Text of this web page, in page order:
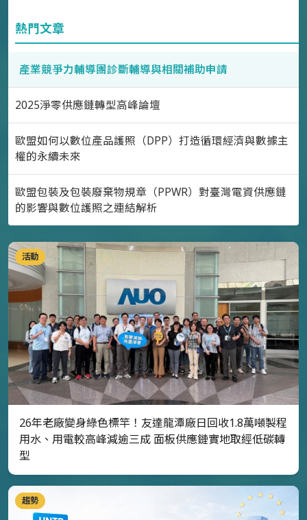
熱門文章
產業競爭力輔導團診斷輔導與相關補助申請
2025淨零供應鏈轉型高峰論壇
歐盟如何以數位產品護照（DPP）打造循環經濟與數據主
權的永續未來
歐盟包裝及包裝廢棄物規章（PPWR）對臺灣電資供應鏈
的影響與數位護照之連結解析
活動
26年老廠變身綠色標竿！友達龍潭廠日回收1.8萬噸製程
用水、用電較高峰減逾三成 面板供應鏈實地取經低碳轉
型
趨勢